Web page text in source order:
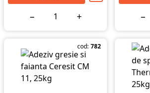
− + −
cod: 782